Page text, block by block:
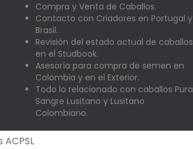
Compra y Venta de Caballos.
Contacto con Criadores en Portugal y
Brasil.
Revisión del estado actual de caballos
en el Studbook.
Asesoría para compra de semen en
Colombia y en el Exterior.
Todo lo relacionado con caballos Pura
Sangre Lusitano y Lusitano
Colombiano.